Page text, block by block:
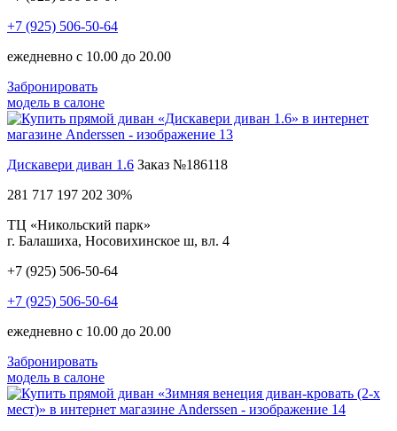
+7 (925) 506-50-64
ежедневно с 10.00 до 20.00
Забронировать
модель в салоне
Дискавери диван 1.6 Заказ №186118
281 717 197 202 30%
ТЦ «Никольский парк»
г. Балашиха, Носовихинское ш, вл. 4
+7 (925) 506-50-64
+7 (925) 506-50-64
ежедневно с 10.00 до 20.00
Забронировать
модель в салоне